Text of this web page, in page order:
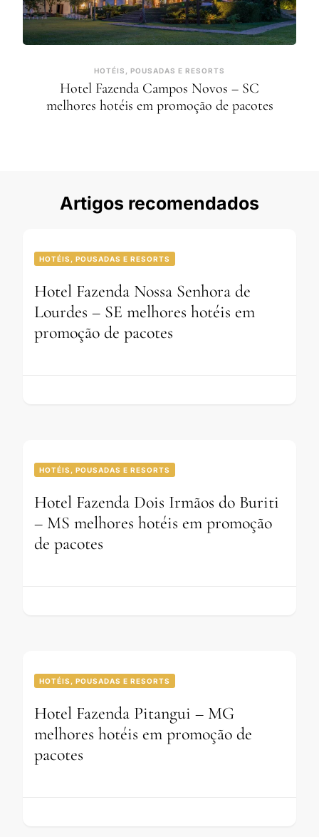
HOTÉIS, POUSADAS E RESORTS
Hotel Fazenda Campos Novos – SC
melhores hotéis em promoção de pacotes
Artigos recomendados
HOTÉIS, POUSADAS E RESORTS
Hotel Fazenda Nossa Senhora de
Lourdes – SE melhores hotéis em
promoção de pacotes
HOTÉIS, POUSADAS E RESORTS
Hotel Fazenda Dois Irmãos do Buriti
– MS melhores hotéis em promoção
de pacotes
HOTÉIS, POUSADAS E RESORTS
Hotel Fazenda Pitangui – MG
melhores hotéis em promoção de
pacotes